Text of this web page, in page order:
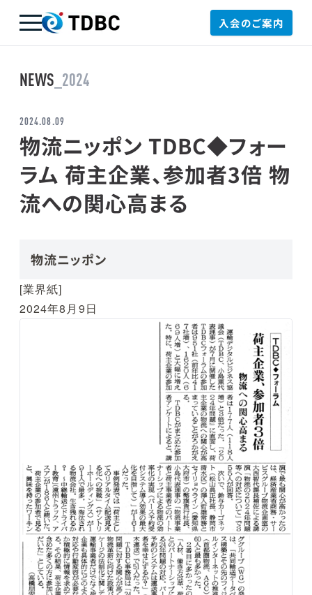
TDBC 入会のご案内
NEWS _2024
2024.08.09
物流ニッポン TDBC◆フォー
ラム 荷主企業、参加者3倍 物
流への関心高まる
物流ニッポン
[業界紙]
2024年8月9日